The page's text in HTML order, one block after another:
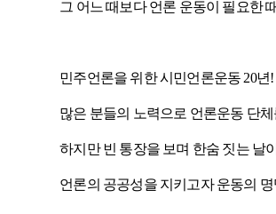
그 어느 때보다 언론 운동이 필요한
민주언론을 위한 시민언론운동 20년!
많은 분들의 노력으로 언론운동 단
하지만 빈 통장을 보며 한숨 짓는 날
언론의 공공성을 지키고자 운동의